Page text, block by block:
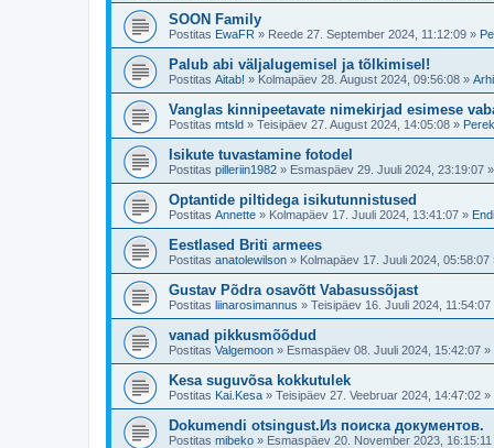
SOON Family
Postitas EwaFR » Reede 27. September 2024, 11:12:09 »
Palub abi väljalugemisel ja tõlkimisel!
Postitas Aitab! » Kolmapäev 28. August 2024, 09:56:08 »
Vanglas kinnipeetavate nimekirjad esimese
Postitas mtsld » Teisipäev 27. August 2024, 14:05:08 »
Isikute tuvastamine fotodel
Postitas pilleriin1982 » Esmaspäev 29. Juuli 2024, 23:19:07 »
Optantide piltidega isikutunnistused
Postitas Annette » Kolmapäev 17. Juuli 2024, 13:41:07 »
Eestlased Briti armees
Postitas anatolewilson » Kolmapäev 17. Juuli 2024, 05:58:07
Gustav Põdra osavõtt Vabasussõjast
Postitas liinarosimannus » Teisipäev 16. Juuli 2024, 11:54:07
vanad pikkusmõõdud
Postitas Valgemoon » Esmaspäev 08. Juuli 2024, 15:42:07 »
Kesa suguvõsa kokkutulek
Postitas Kai.Kesa » Teisipäev 27. Veebruar 2024, 14:47:02 »
Dokumendi otsingust.Из поиска документов.
Postitas mibeko » Esmaspäev 20. November 2023, 16:15:11